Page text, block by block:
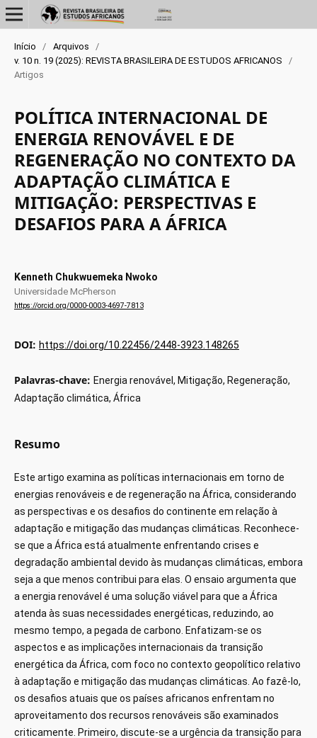
Início / Arquivos
/
v. 10 n. 19 (2025): REVISTA BRASILEIRA DE ESTUDOS AFRICANOS
/
Artigos
POLÍTICA INTERNACIONAL DE
ENERGIA RENOVÁVEL E DE
REGENERAÇÃO NO CONTEXTO DA
ADAPTAÇÃO CLIMÁTICA E
MITIGAÇÃO: PERSPECTIVAS E
DESAFIOS PARA A ÁFRICA
Kenneth Chukwuemeka Nwoko
Universidade McPherson
https://orcid.org/0000-0003-4697-7813
DOI: https://doi.org/10.22456/2448-3923.148265
Palavras-chave: Energia renovável, Mitigação, Regeneração,
Adaptação climática, África
Resumo
Este artigo examina as políticas internacionais em torno de
energias renováveis ​​e de regeneração na África, considerando
as perspectivas e os desafios do continente em relação à
adaptação e mitigação das mudanças climáticas. Reconhece-
se que a África está atualmente enfrentando crises e
degradação ambiental devido às mudanças climáticas, embora
seja a que menos contribui para elas. O ensaio argumenta que
a energia renovável é uma solução viável para que a África
atenda às suas necessidades energéticas, reduzindo, ao
mesmo tempo, a pegada de carbono. Enfatizam-se os
aspectos e as implicações internacionais da transição
energética da África, com foco no contexto geopolítico relativo
à adaptação e mitigação das mudanças climáticas. Ao fazê-lo,
os desafios atuais que os países africanos enfrentam no
aproveitamento dos recursos renováveis ​​são examinados
criticamente. Primeiro, discute-se a urgência da transição para